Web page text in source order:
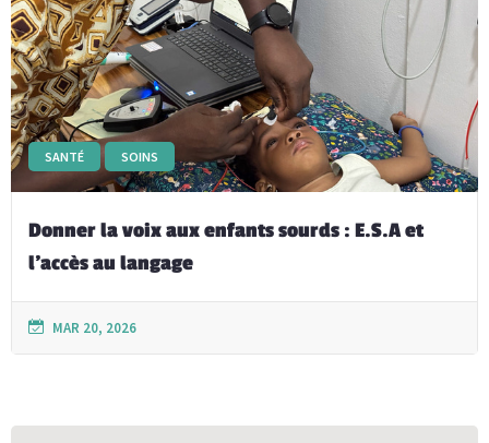
SANTÉ SOINS
Donner la voix aux enfants sourds : E.S.A et
l’accès au langage
MAR 20, 2026